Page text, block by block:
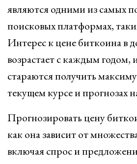
являются одними из самых
поисковых платформах,
Интерес к цене биткоина в
возрастает с каждым годом,
стараются получить
текущем курсе и прогнозах
Прогнозировать цену
как она зависит от
включая спрос и